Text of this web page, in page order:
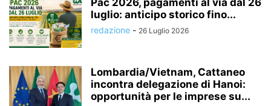
Pac 2026, pagamenti al via dal 26
luglio: anticipo storico fino...
redazione - 26 Luglio 2026
Lombardia/Vietnam, Cattaneo
incontra delegazione di Hanoi:
opportunità per le imprese su...